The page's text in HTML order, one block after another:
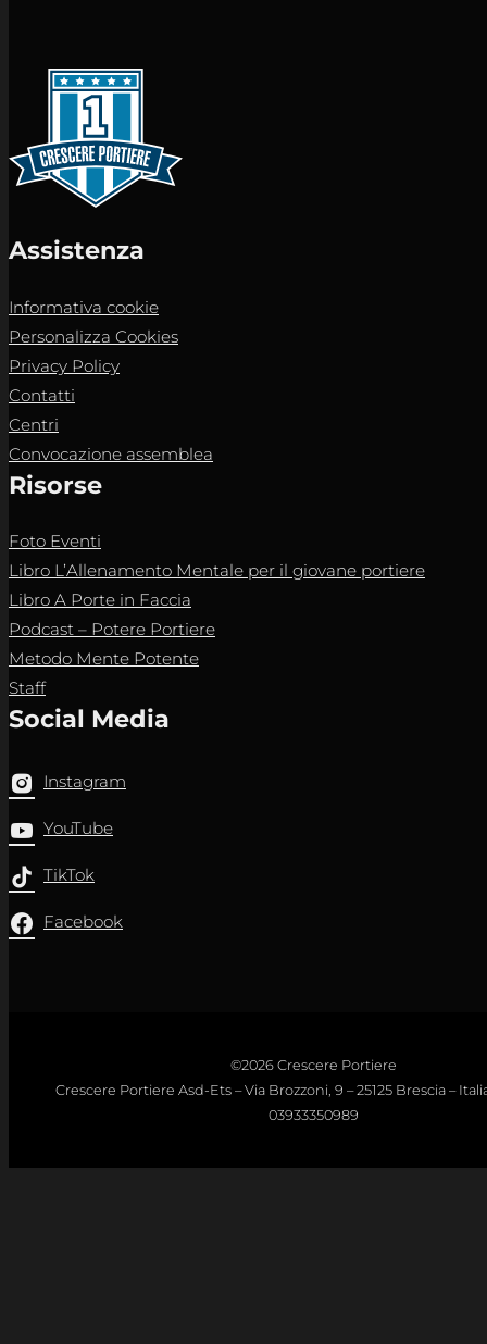
Assistenza
Informativa cookie
Personalizza Cookies
Privacy Policy
Contatti
Centri
Convocazione assemblea
Risorse
Foto Eventi
Libro L’Allenamento Mentale per il giovane portiere
Libro A Porte in Faccia
Podcast – Potere Portiere
Metodo Mente Potente
Staff
Social Media
Instagram
YouTube
TikTok
Facebook
©2026 Crescere Portiere
Crescere Portiere Asd-Ets – Via Brozzoni, 9 – 25125 Brescia –
03933350989